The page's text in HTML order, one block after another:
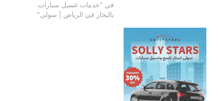
في "خدمات غسيل سيارات
بالبخار في الرياض | سولي"